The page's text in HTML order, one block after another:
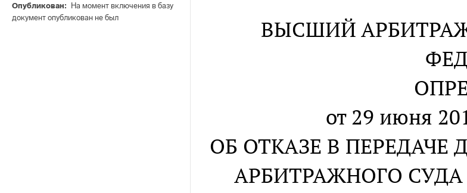
Опубликован
На момент включения в базу
документ опубликован не был
ВЫСШИЙ
от 29 июня
ОБ ОТКАЗЕ В
АРБИТРАЖНОГО